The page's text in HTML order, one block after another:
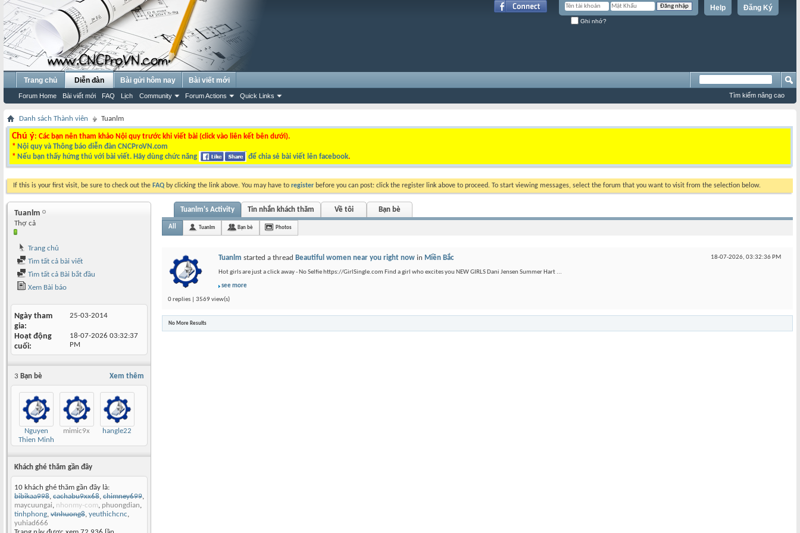
Đăng Ký
Help
Ghi nhớ?
Trang chủ Diễn đàn
Forum Home Bài viết mới FAQ Lịch Community Forum Actions Quick Links
Bài gửi hôm nay Bài viết mới
Tìm kiếm nâng cao
Danh sách Thành viên Tuanlm
Chú ý: Các bạn nên tham khảo Nội quy trước khi viết bài (click vào liên kết bên dưới).
* Nội quy và Thông báo diễn đàn CNCProVN.com
* Nếu bạn thấy hứng thú với bài viết. Hãy dùng chức năng để chia sẻ bài viết lên facebook.
If this is your first visit, be sure to check out the FAQ by clicking the link above. You may have to register before you can post: click the register link above to proceed. To start viewing messages, select the forum that you want to visit from the selection below.
Tuanlm
Thợ cả
Trang chủ
Tìm tất cả bài viết
Tìm tất cả Bài bắt đầu
Xem Bài báo
Ngày tham
gia
25-03-2014
Hoạt động
cuối
18-07-2026 03:32:37
PM
Xem thêm
3 Bạn bè
Nguyen
Thien Minh
mimic9x hangle22
Khách ghé thăm gần đây
10 khách ghé thăm gần đây là:
bibikaa998, cachabu9xx68, chimney699,
maycuungai, nhonmy-com, phuongdian,
tinhphong, vtnhuong8, yeuthichcnc,
yuhiad666
Tuanlm's Activity Tin nhắn khách thăm Về tôi Bạn bè
All Tuanlm Bạn bè Photos
18-07-2026, 03:32:36 PM
Tuanlm started a thread Beautiful women near you right now in Miền Bắc
Hot girls are just a click away - No Selfie https://GirlSingle.com Find a girl who excites you NEW GIRLS Dani Jensen Summer Hart ...
see more
0 replies | 3569 view(s)
No More Results